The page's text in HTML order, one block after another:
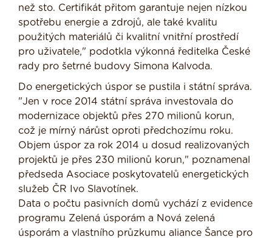
než sto. Certifikát přitom garantuje nejen nízkou
spotřebu energie a zdrojů, ale také kvalitu
použitých materiálů či kvalitní vnitřní prostředí
pro uživatele," podotkla výkonná ředitelka České
rady pro šetrné budovy Simona Kalvoda.
Do energetických úspor se pustila i státní správa.
"Jen v roce 2014 státní správa investovala do
modernizace objektů přes 270 milionů korun,
což je mírný nárůst oproti předchozímu roku.
Objem úspor za rok 2014 u dosud realizovaných
projektů je přes 230 milionů korun," poznamenal
předseda Asociace poskytovatelů energetických
služeb ČR Ivo Slavotínek.
Data o počtu pasivních domů vychází z evidence
programu Zelená úsporám a Nová zelená
úsporám a vlastního průzkumu aliance Šance pro